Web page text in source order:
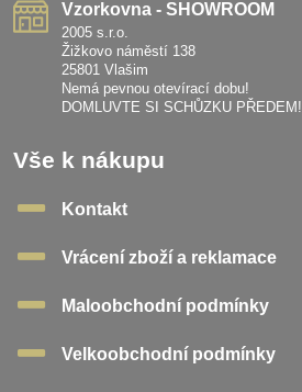
Vzorkovna - SHOWROOM
2005 s.r.o.
Žižkovo náměstí 138
25801 Vlašim
Nemá pevnou otevírací dobu!
DOMLUVTE SI SCHŮZKU PŘEDEM!
Vše k nákupu
Kontakt
Vrácení zboží a reklamace
Maloobchodní podmínky
Velkoobchodní podmínky